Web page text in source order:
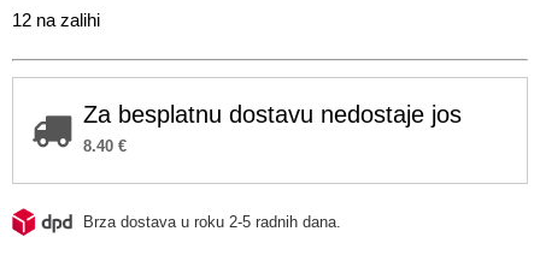
12 na zalihi
Za besplatnu dostavu nedostaje jos
8.40 €
Brza dostava u roku 2-5 radnih dana.